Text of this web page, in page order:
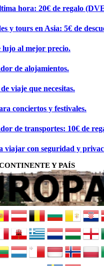
hora: 20€ de regalo
y tours en Asia: 5€ de
lujo al mejor precio.
de alojamientos.
viaje que necesitas.
conciertos y festivales.
de transportes: 10€ de
viajar con seguridad y
Y PAÍS